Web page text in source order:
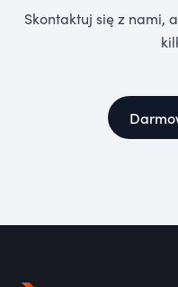
Skontaktuj się z nami,